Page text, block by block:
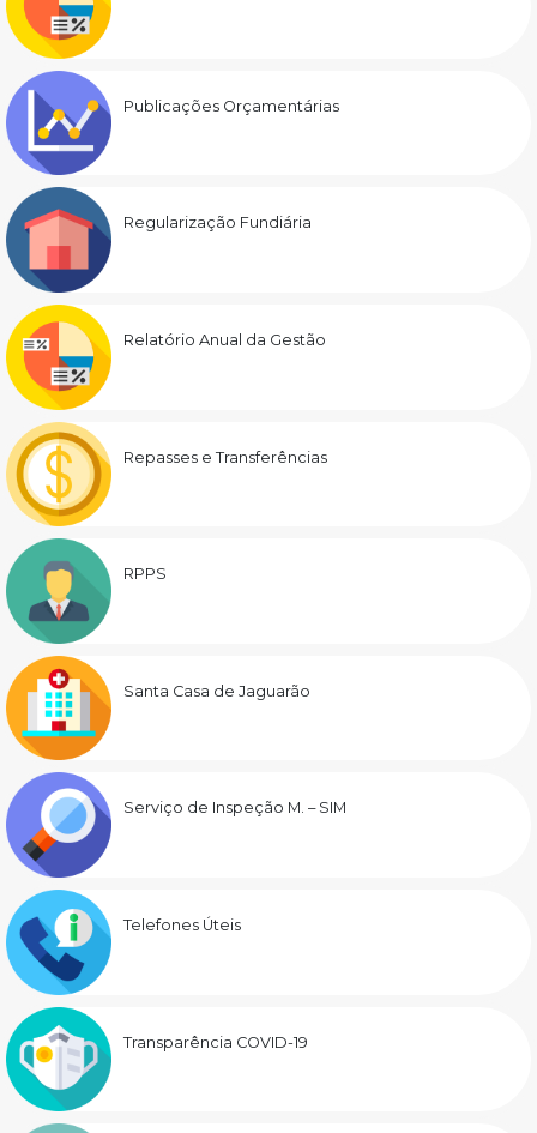
Publicações Orçamentárias
Regularização Fundiária
Relatório Anual da Gestão
Repasses e Transferências
RPPS
Santa Casa de Jaguarão
Serviço de Inspeção M. – SIM
Telefones Úteis
Transparência COVID-19